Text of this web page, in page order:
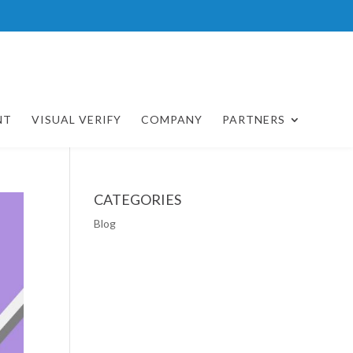
VISUAL VERIFY COMPANY PARTNERS
CATEGORIES
Blog